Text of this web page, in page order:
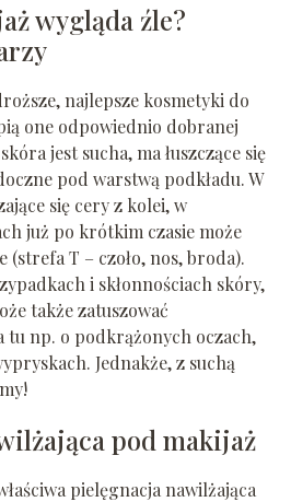
wygląda źle?
najlepsze kosmetyki do
one odpowiednio dobranej
jest sucha, ma łuszczące się
pod warstwą podkładu. W
się cery z kolei, w
już po krótkim czasie może
(strefa T – czoło, nos, broda).
i skłonnościach skóry,
także zatuszować
tu np. o podkrążonych oczach,
Jednakże, z suchą
pod makijaż
pielęgnacja nawilżająca